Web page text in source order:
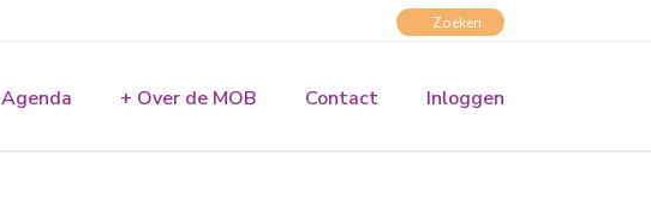
Agenda + Over de MOB Contact Inloggen